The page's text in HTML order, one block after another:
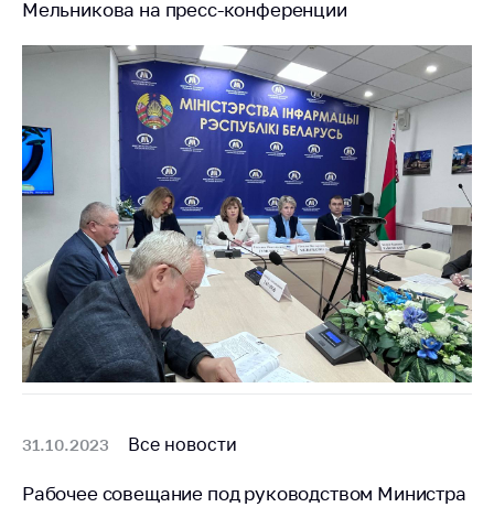
Мельникова на пресс-конференции
31.10.2023 Все новости
Рабочее совещание под руководством Министра